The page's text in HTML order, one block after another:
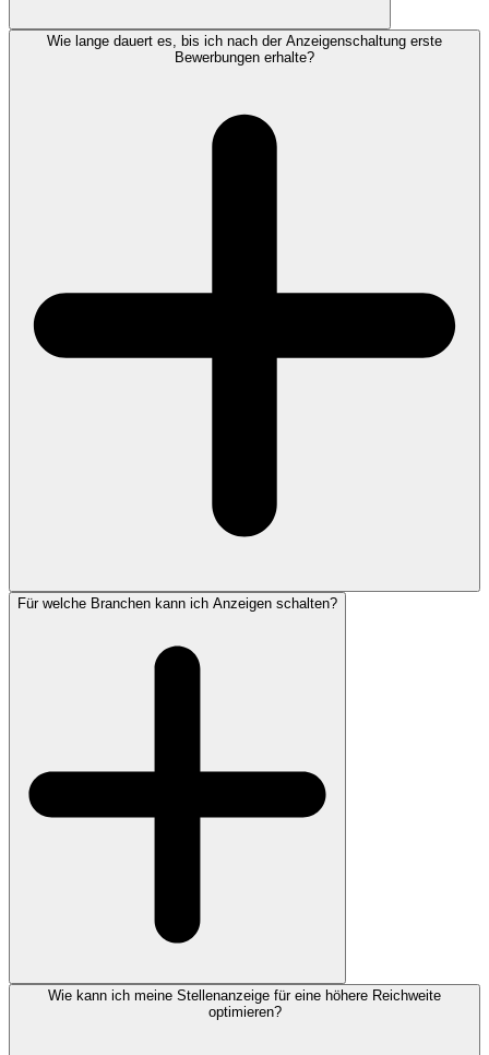
Wie lange dauert es, bis ich nach der Anzeigenschaltung erste
Bewerbungen erhalte?
Für welche Branchen kann ich Anzeigen schalten?
Wie kann ich meine Stellenanzeige für eine höhere Reichweite
optimieren?